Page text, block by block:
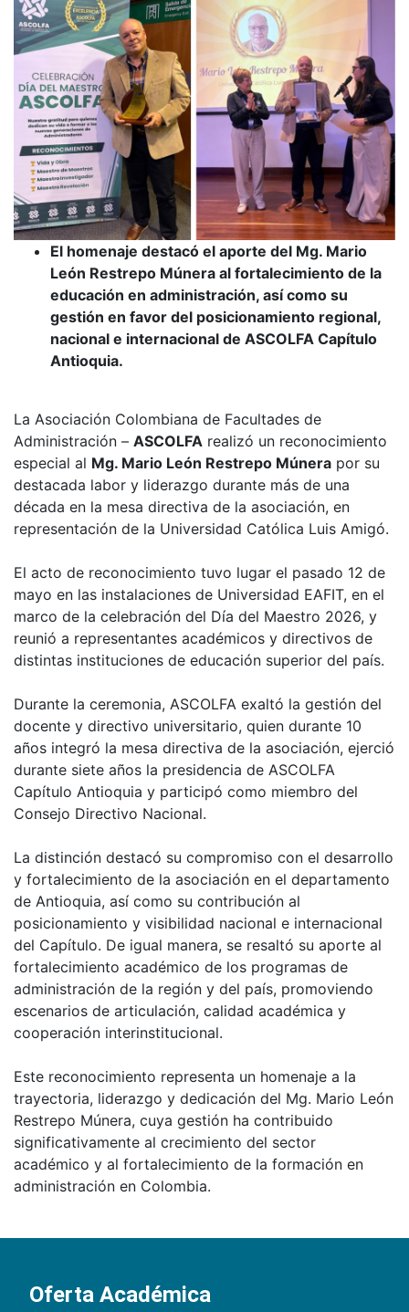
El homenaje destacó el aporte del Mg. Mario
León Restrepo Múnera al fortalecimiento de la
educación en administración, así como su
gestión en favor del posicionamiento regional,
nacional e internacional de ASCOLFA Capítulo
Antioquia.
La Asociación Colombiana de Facultades de
Administración – ASCOLFA realizó un reconocimiento
especial al Mg. Mario León Restrepo Múnera por su
destacada labor y liderazgo durante más de una
década en la mesa directiva de la asociación, en
representación de la Universidad Católica Luis Amigó.
El acto de reconocimiento tuvo lugar el pasado 12 de
mayo en las instalaciones de Universidad EAFIT, en el
marco de la celebración del Día del Maestro 2026, y
reunió a representantes académicos y directivos de
distintas instituciones de educación superior del país.
Durante la ceremonia, ASCOLFA exaltó la gestión del
docente y directivo universitario, quien durante 10
años integró la mesa directiva de la asociación, ejerció
durante siete años la presidencia de ASCOLFA
Capítulo Antioquia y participó como miembro del
Consejo Directivo Nacional.
La distinción destacó su compromiso con el desarrollo
y fortalecimiento de la asociación en el departamento
de Antioquia, así como su contribución al
posicionamiento y visibilidad nacional e internacional
del Capítulo. De igual manera, se resaltó su aporte al
fortalecimiento académico de los programas de
administración de la región y del país, promoviendo
escenarios de articulación, calidad académica y
cooperación interinstitucional.
Este reconocimiento representa un homenaje a la
trayectoria, liderazgo y dedicación del Mg. Mario León
Restrepo Múnera, cuya gestión ha contribuido
significativamente al crecimiento del sector
académico y al fortalecimiento de la formación en
administración en Colombia.
Oferta Académica